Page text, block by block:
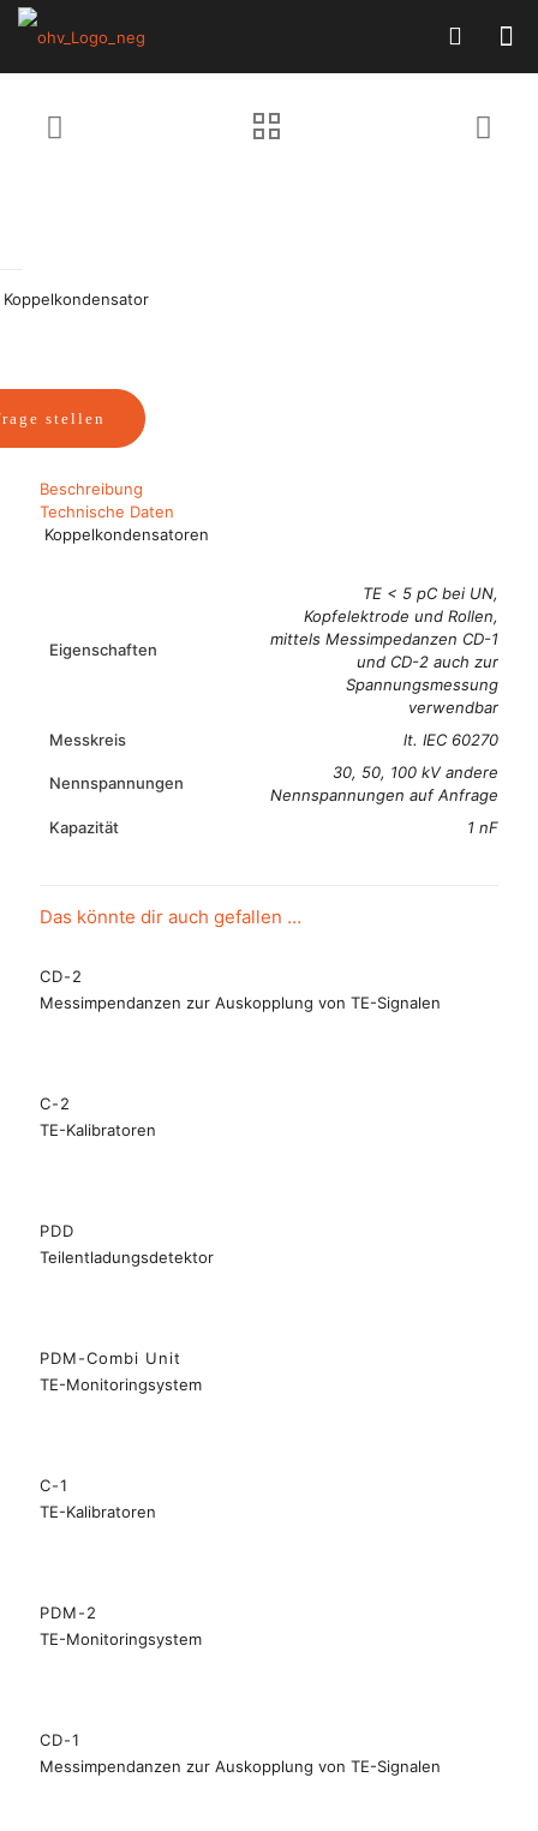
stellen
Beschreibung
Technische Daten
Koppelkondensatoren
Eigenschaften
TE < 5 pC bei UN,
Kopfelektrode und Rollen,
mittels Messimpedanzen CD-1
und CD-2 auch zur
Spannungsmessung
verwendbar
Messkreis
lt. IEC 60270
Nennspannungen
30, 50, 100 kV andere
Nennspannungen auf Anfrage
Kapazität
1 nF
Das könnte dir auch gefallen …
CD-2
Messimpendanzen zur Auskopplung von TE-Signalen
C-2
TE-Kalibratoren
PDD
Teilentladungsdetektor
PDM-Combi Unit
TE-Monitoringsystem
C-1
TE-Kalibratoren
PDM-2
TE-Monitoringsystem
CD-1
Messimpendanzen zur Auskopplung von TE-Signalen